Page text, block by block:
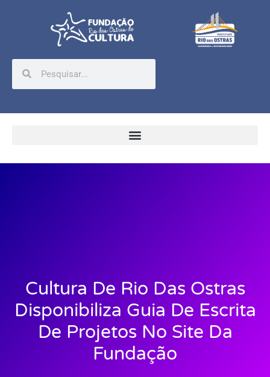
Cultura De Rio Das Ostras
Disponibiliza Guia De Escrita
De Projetos No Site Da
Fundação